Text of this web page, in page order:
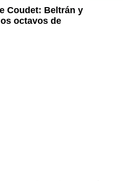
Coudet: Beltrán y
octavos de